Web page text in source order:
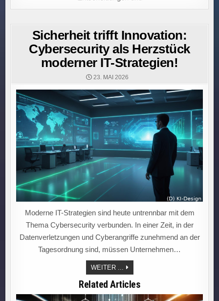
Sicherheit trifft Innovation:
Cybersecurity als Herzstück
moderner IT-Strategien!
23. MAI 2026
Moderne IT-Strategien sind heute untrennbar mit dem
Thema Cybersecurity verbunden. In einer Zeit, in der
Datenverletzungen und Cyberangriffe zunehmend an der
Tagesordnung sind, müssen Unternehmen…
WEITER ...
SICHERHEIT
TRIFFT
INNOVATION:
CYBERSECURITY
HERZSTÜCK
Related Articles